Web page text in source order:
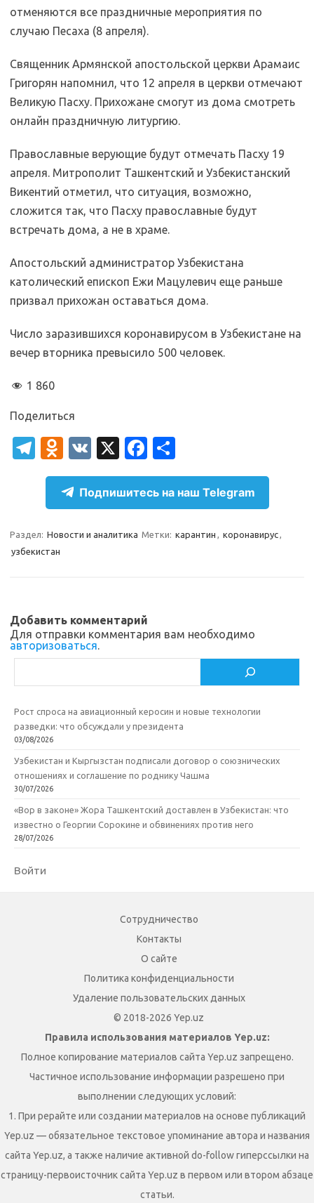
отменяются все праздничные мероприятия по
случаю Песаха (8 апреля).
Священник Армянской апостольской церкви Арамаис
Григорян напомнил, что 12 апреля в церкви отмечают
Великую Пасху. Прихожане смогут из дома смотреть
онлайн праздничную литургию.
Православные верующие будут отмечать Пасху 19
апреля. Митрополит Ташкентский и Узбекистанский
Викентий отметил, что ситуация, возможно,
сложится так, что Пасху православные будут
встречать дома, а не в храме.
Апостольский администратор Узбекистана
католический епископ Ежи Мацулевич еще раньше
призвал прихожан оставаться дома.
Число заразившихся коронавирусом в Узбекистане на
вечер вторника превысило 500 человек.
1 860
Поделиться
T
el
gr
a
m
O
d
n
o
kl
i
V
K
X
Fa
c
e
b
o
т
п
р
а
ь
Подпишитесь на наш Telegram
Раздел: Новости и аналитика Метки: карантин , коронавирус,
узбекистан
Добавить комментарий
Для отправки комментария вам необходимо
авторизоваться.
Рост спроса на авиационный керосин и новые технологии
разведки: что обсуждали у президента
03/08/2026
Узбекистан и Кыргызстан подписали договор о союзнических
отношениях и соглашение по роднику Чашма
30/07/2026
«Вор в законе» Жора Ташкентский доставлен в Узбекистан: что
известно о Георгии Сорокине и обвинениях против него
28/07/2026
Войти
Сотрудничество
Контакты
О сайте
Политика конфиденциальности
Удаление пользовательских данных
© 2018-2026 Yep.uz
Правила использования материалов Yep.uz:
Полное копирование материалов сайта Yep.uz запрещено.
Частичное использование информации разрешено при
выполнении следующих условий:
1. При рерайте или создании материалов на основе публикаций
Yep.uz — обязательное текстовое упоминание автора и названия
сайта Yep.uz, а также наличие активной do-follow гиперссылки на
страницу-первоисточник сайта Yep.uz в первом или втором абзаце
статьи.